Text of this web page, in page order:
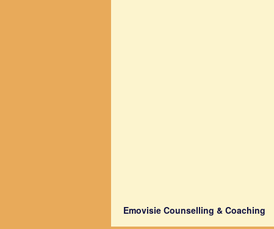
Emovisie Counselling & Coaching